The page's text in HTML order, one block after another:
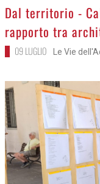
>
Dal territorio -
rapporto tra
09 LUGLIO Le Vie